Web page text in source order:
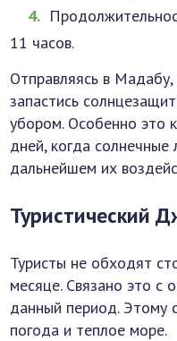
11 часов.
Отправляясь в
запастись
убором. Особенно это
дней, когда
дальнейшем их
Туристический
Туристы не обходят
месяце. Связано это с
данный период. Этому
погода и теплое море.